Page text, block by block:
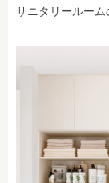
サニタリールー